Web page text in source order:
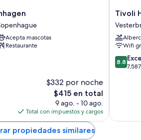
Acepta mascotas
Restaurante
$332 por noche
El
precio
actual
es
de
$415
$415 en total
9 ago. - 10 ago.
Total con impuestos y cargos
Tivoli
Hotel
Tivoli
Wifi
8.8
de
8.8
propiedades similares